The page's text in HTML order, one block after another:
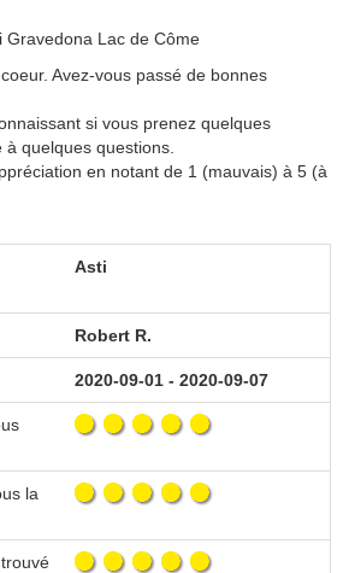
Gravedona Lac de Côme
Avez-vous passé de bonnes
si vous prenez quelques
quelques questions.
en notant de 1 (mauvais) à 5 (à
Asti
Robert R.
2020-09-01 - 2020-09-07
la